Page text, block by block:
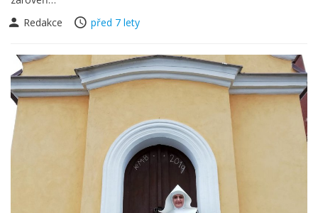
Redakce
před 7 lety